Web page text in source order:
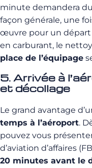
minute demandera
façon générale, une
œuvre pour un départ
en carburant, le
place de l’équipage
5. Arrivée à
et décollage
Le grand avantage
temps à l’aéroport.
pouvez vous
d’aviation d’affaires
20 minutes avant le